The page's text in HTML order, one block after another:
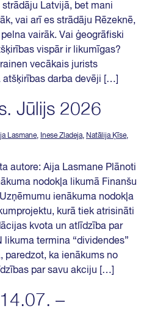
Latvijā, bet mani
vai arī es strādāju Rēzeknē,
vairāk. Vai ģeogrāfiski
vispār ir likumīgas?
vecākais jurists
darba devēji […]
Jūlijs 2026
Lasmane, Inese Zladeja, Natālija Ķīse,
autore: Aija Lasmane Plānoti
nodokļa likumā Finanšu
ienākuma nodokļa
kurā tiek atrisināti
kvota un atlīdzība par
termina “dividendes”
ka ienākums no
par savu akciju […]
–